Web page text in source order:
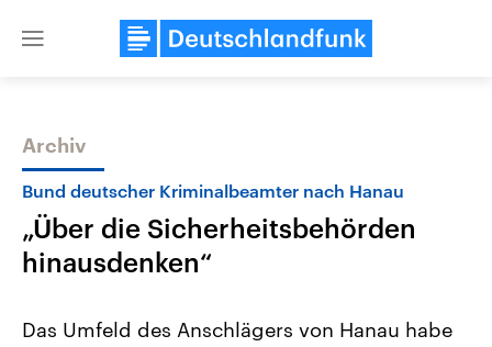
Close
Themen
Archiv
Bund deutscher Kriminalbeamter nach Hanau
„Über die Sicherheitsbehörden
hinausdenken“
Das Umfeld des Anschlägers von Hanau habe